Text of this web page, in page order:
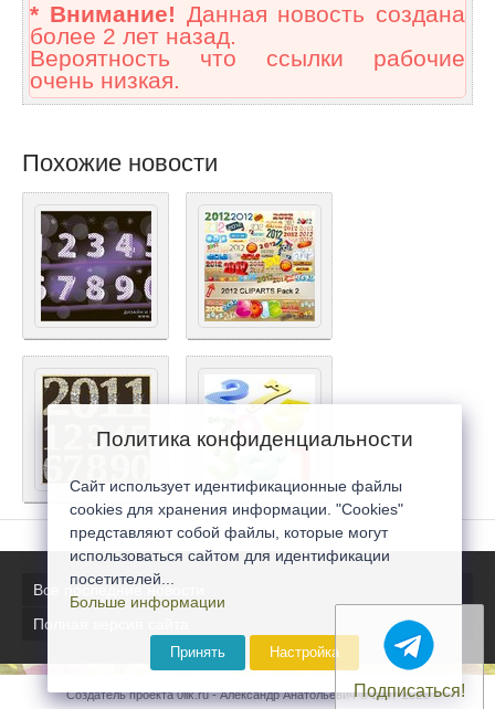
* Внимание! Данная новость создана
более 2 лет назад.
Вероятность что ссылки рабочие
очень низкая.
Похожие новости
Все последние новости
Полная версия сайта
Создатель проекта 0lik.ru - Александр Анатольевич © 2007-2026
Подписаться!
Политика конфиденциальности
Сайт использует идентификационные файлы
cookies для хранения информации. "Cookies"
представляют собой файлы, которые могут
использоваться сайтом для идентификации
посетителей...
Больше информации
Принять Настройка